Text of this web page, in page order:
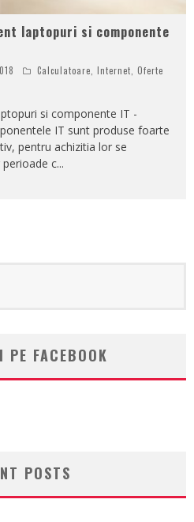
laptopuri si componente
Calculatoare, Internet, Oferte
si componente IT -
IT sunt produse foarte
pentru achizitia lor se
c...
PE FACEBOOK
POSTS